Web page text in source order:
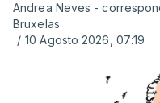
ERRO100
ERROR ON
ESTE
MOMENTO
Andrea Neves -
Bruxelas
/ 10 Agosto 2026, 07:19